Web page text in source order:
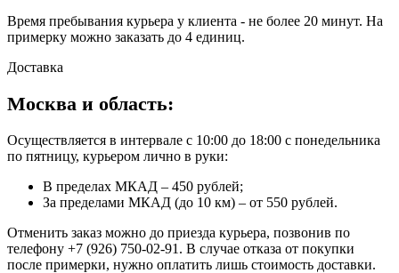
Время пребывания курьера у клиента - не более 20 минут. На
примерку можно заказать до 4 единиц.
Доставка
Москва и область:
Осуществляется в интервале с 10:00 до 18:00 с понедельника
по пятницу, курьером лично в руки:
В пределах МКАД – 450 рублей;
За пределами МКАД (до 10 км) – от 550 рублей.
Отменить заказ можно до приезда курьера, позвонив по
телефону +7 (926) 750-02-91. В случае отказа от покупки
после примерки, нужно оплатить лишь стоимость доставки.